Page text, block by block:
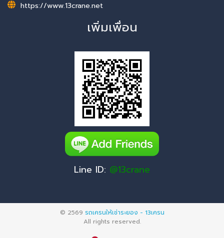
https://www.13crane.net
เพิ่มเพื่อน
Line ID: @13crane
© 2569 รถเครนให้เช่าระยอง - 13เครน
All rights reserved.